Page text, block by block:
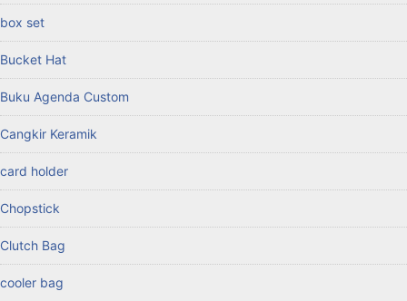
box set
Bucket Hat
Buku Agenda Custom
Cangkir Keramik
card holder
Chopstick
Clutch Bag
cooler bag